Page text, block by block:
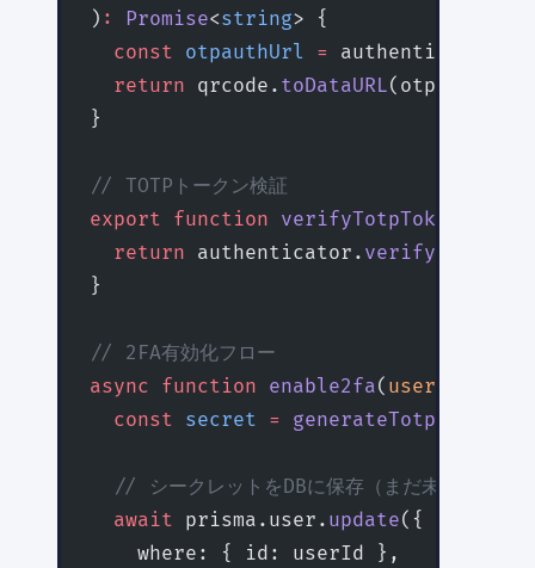
) : Promise<string> {
  const
otpauthUrl = authenticator.
  return
qrcode. toDataURL
}
// TOTPトークン検証
export function verifyTotpToken
  return
authenticator. verify
}
// 2FA有効化フロー
async function enable2fa( userId
  const
secret = generateTotpSecret
  // シークレットをDBに保存（まだ未検証状態）
  await
prisma.user. update({
    where: { id: userId },